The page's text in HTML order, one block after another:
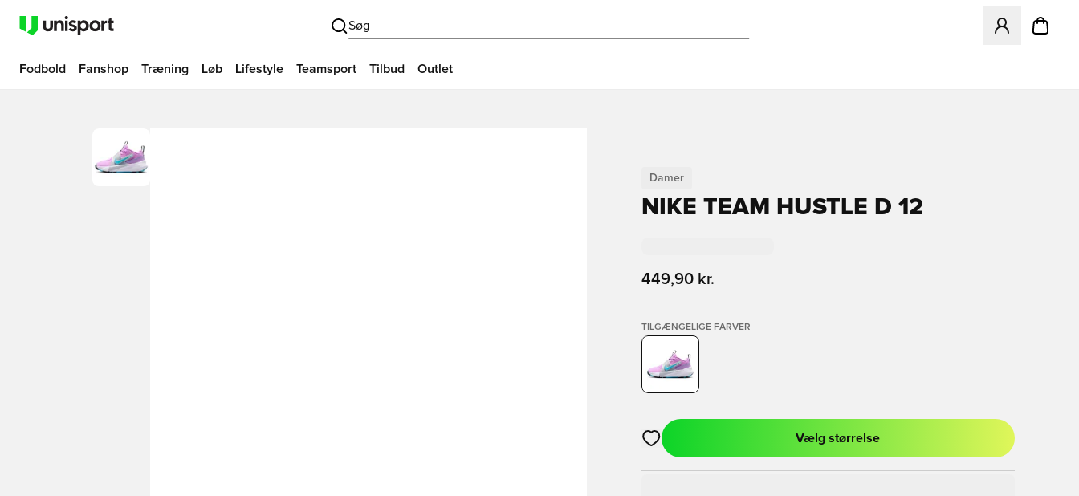
Søg
Åbner en
Fodbold Fanshop Træning Løb Lifestyle Teamsport Tilbud Outlet
Damer
NIKE TEAM HUSTLE D 12
449,90 kr.
TILGÆNGELIGE FARVER
Åbner en Modal til at logge ind eller tilmelde dig som medlem
Vælg størrelse